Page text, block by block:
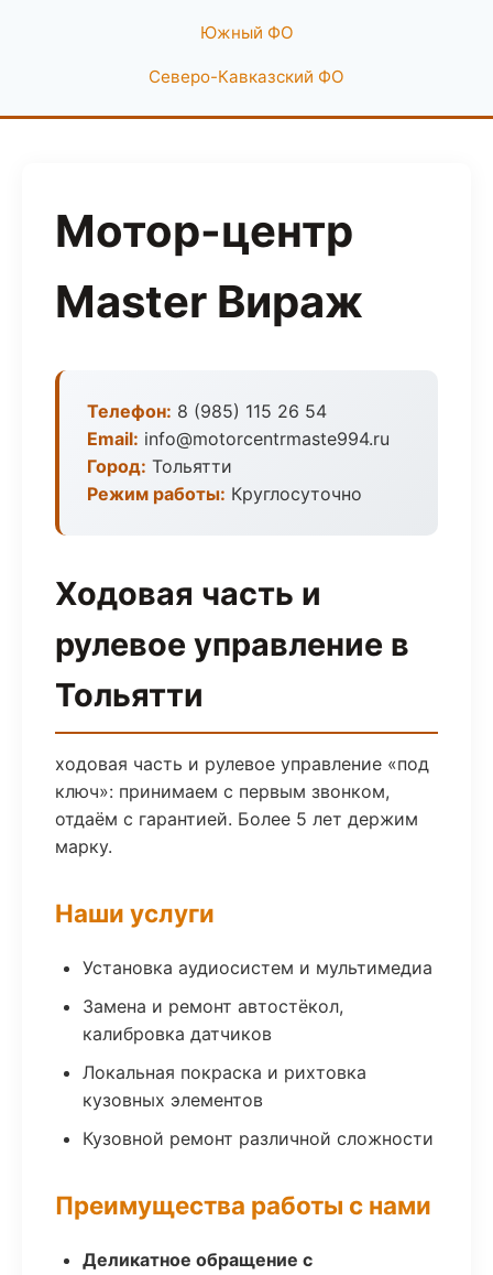
Южный ФО
Северо-Кавказский ФО
Мотор-центр
Master Вираж
Телефон: 8 (985) 115 26 54
Email: info@motorcentrmaste994.ru
Город: Тольятти
Режим работы: Круглосуточно
Ходовая часть и
рулевое управление в
Тольятти
ходовая часть и рулевое управление «под
ключ»: принимаем с первым звонком,
отдаём с гарантией. Более 5 лет держим
марку.
Наши услуги
Установка аудиосистем и мультимедиа
Замена и ремонт автостёкол,
калибровка датчиков
Локальная покраска и рихтовка
кузовных элементов
Кузовной ремонт различной сложности
Преимущества работы с нами
Деликатное обращение с